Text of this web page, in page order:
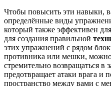
Чтобы повысить эти навыки,
определённые виды
который также эффективен
для создания правильной
этих упражнений с рядом
противника или мешки, можно
стремительно возвращаться
предотвращает атаки врага и
пространство между вами с